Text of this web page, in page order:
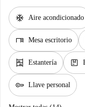
ac_unit Aire acondicionado
desk Mesa escritorio
shelves Estantería package
key Llave personal